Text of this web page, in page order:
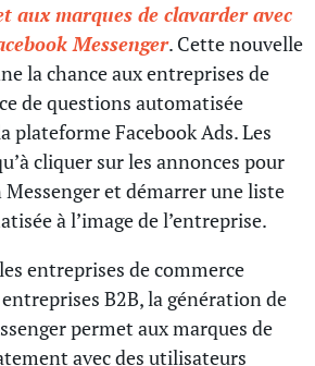
aux marques de clavarder avec
Messenger. Cette nouvelle
la chance aux entreprises de
de questions automatisée
plateforme Facebook Ads. Les
cliquer sur les annonces pour
et démarrer une liste
à l’image de l’entreprise.
entreprises de commerce
B2B, la génération de
permet aux marques de
avec des utilisateurs